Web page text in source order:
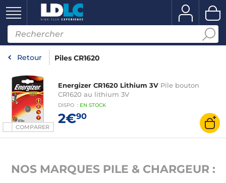
Retour Piles CR1620
COMPARER
Energizer CR1620 Lithium 3V Pile bouton
CR1620 au lithium 3V
DISPO : EN STOCK
2€90
NOS MARQUES PILE & CHARGEUR :